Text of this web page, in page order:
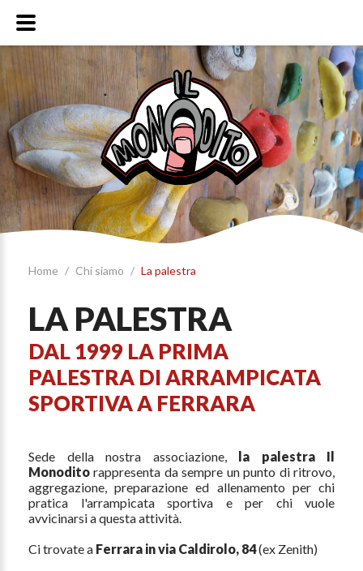
Home / Chi siamo / La palestra
LA PALESTRA
DAL 1999 LA PRIMA
PALESTRA DI ARRAMPICATA
SPORTIVA A FERRARA
Sede della nostra associazione, la palestra Il
Monodito rappresenta da sempre un punto di ritrovo,
aggregazione, preparazione ed allenamento per chi
pratica l'arrampicata sportiva e per chi vuole
avvicinarsi a questa attività.
Ci trovate a Ferrara in via Caldirolo, 84(ex Zenith)